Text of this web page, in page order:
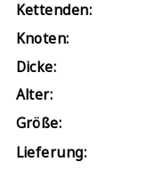
Kettenden:
Knoten:
Dicke:
Alter:
Größe:
Lieferung: